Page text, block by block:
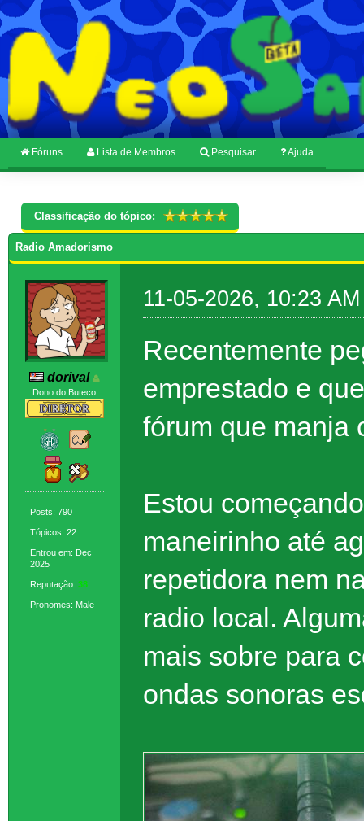
Fóruns Lista de Membros Pesquisar Ajuda
Classificação do tópico:
Radio Amadorismo
dorival
Dono do Buteco
Posts: 790
Tópicos: 22
Entrou em: Dec
2025
Reputação: 38
Pronomes: Male
11-05-2026, 10:23 AM
Recentemente
emprestado e
fórum que manja
Estou
maneirinho até
repetidora nem
radio local.
mais sobre para
ondas sonoras